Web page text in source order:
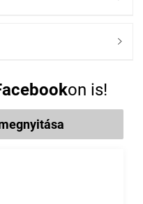

on is!